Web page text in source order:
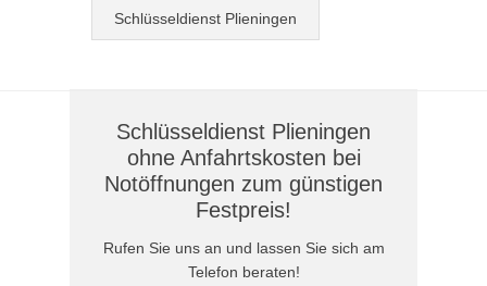
Schlüsseldienst Plieningen
Schlüsseldienst Plieningen
ohne Anfahrtskosten bei
Notöffnungen zum günstigen
Festpreis!
Rufen Sie uns an und lassen Sie sich am
Telefon beraten!